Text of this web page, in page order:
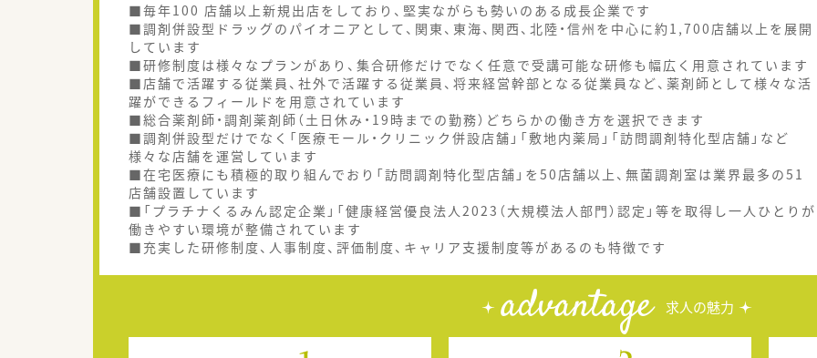
■毎年100 店舗以上新規出店をしており、堅実ながらも勢いのある成長企業です
■調剤併設型ドラッグのパイオニアとして、関東、東海、関西、北陸・信州を中心に約1,700店舗以上を展開
しています
■研修制度は様々なプランがあり、集合研修だけでなく任意で受講可能な研修も幅広く用意されています
■店舗で活躍する従業員、社外で活躍する従業員、将来経営幹部となる従業員など、薬剤師として様々な活
躍ができるフィールドを用意されています
■総合薬剤師・調剤薬剤師（土日休み・19時までの勤務）どちらかの働き方を選択できます
■調剤併設型だけでなく「医療モール・クリニック併設店舗」「敷地内薬局」「訪問調剤特化型店舗」など
様々な店舗を運営しています
■在宅医療にも積極的取り組んでおり「訪問調剤特化型店舗」を50店舗以上、無菌調剤室は業界最多の51
店舗設置しています
■「プラチナくるみん認定企業」「健康経営優良法人2023（大規模法人部門）認定」等を取得し一人ひとりが
働きやすい環境が整備されています
■充実した研修制度、人事制度、評価制度、キャリア支援制度等があるのも特徴です
advantage 求人の魅力